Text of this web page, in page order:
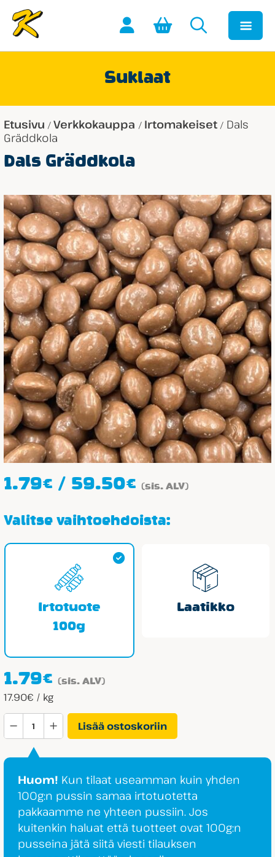
Suklaat
Etusivu / Verkkokauppa / Irtomakeiset / Dals
Gräddkola
Dals Gräddkola
1.79€ / 59.50€Hintaluokka:
-
(sis. ALV)
Valitse vaihtoehdoista:
Irtotuote
100g
Laatikko
1.79€ (sis. ALV)
17.90€ / kg
Gräddkola
määrä
Lisää ostoskoriin
Huom! Kun tilaat useamman kuin yhden
100g:n pussin samaa irtotuotetta
pakkaamme ne yhteen pussiin. Jos
kuitenkin haluat että tuotteet ovat 100g:n
pusseina jätä siitä viesti tilauksen